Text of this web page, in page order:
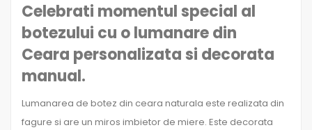
Celebrati momentul special al
botezului cu olumanare din
Ceara personalizata si decorata
manual.
Lumanarea de botez din ceara naturala este realizata din
fagure si are un miros imbietor de miere. Este decorata